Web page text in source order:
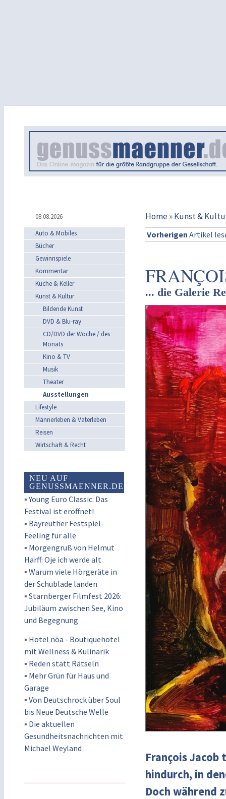
08.08.2026 Home»Kunst &
Auto & Mobiles
Bücher
Gewinnspiele
Kommentar
Küche & Keller
Kunst & Kultur
Bildende Kunst
DVD & Blu-ray
CD/DVD der Woche / des
Monats
Kino & TV
Musik
Theater
Ausstellungen
Lifestyle
Männerleben & Vaterleben
Reisen
Wirtschaft & Recht
NEU AUF
GENUSSMAENNER.DE
▪Young Euro Classic: Das
Festival ist eröffnet!
▪ Bayreuther Festspiel-
Feeling für alle
▪ Morgengruß von Helmut
Harff: Oje ich werde alt
▪ Warum viele Hörgeräte in
der Schublade landen
▪ Starnberger Filmfest 2026:
Jubiläum zwischen See, Kino
und Begegnung
▪ Hotel nōa - Boutiquehotel
mit Wellness & Kulinarik
▪ Reden statt Rätseln
▪ Mehr Grün für Haus und
Garage
▪ Von Deutschrock über Soul
bis Neue Deutsche Welle
▪ Die aktuellen
Gesundheitsnachrichten mit
Michael Weyland
Vorherigen Artikel
... die Galerie
François
hindurch, in
Doch während